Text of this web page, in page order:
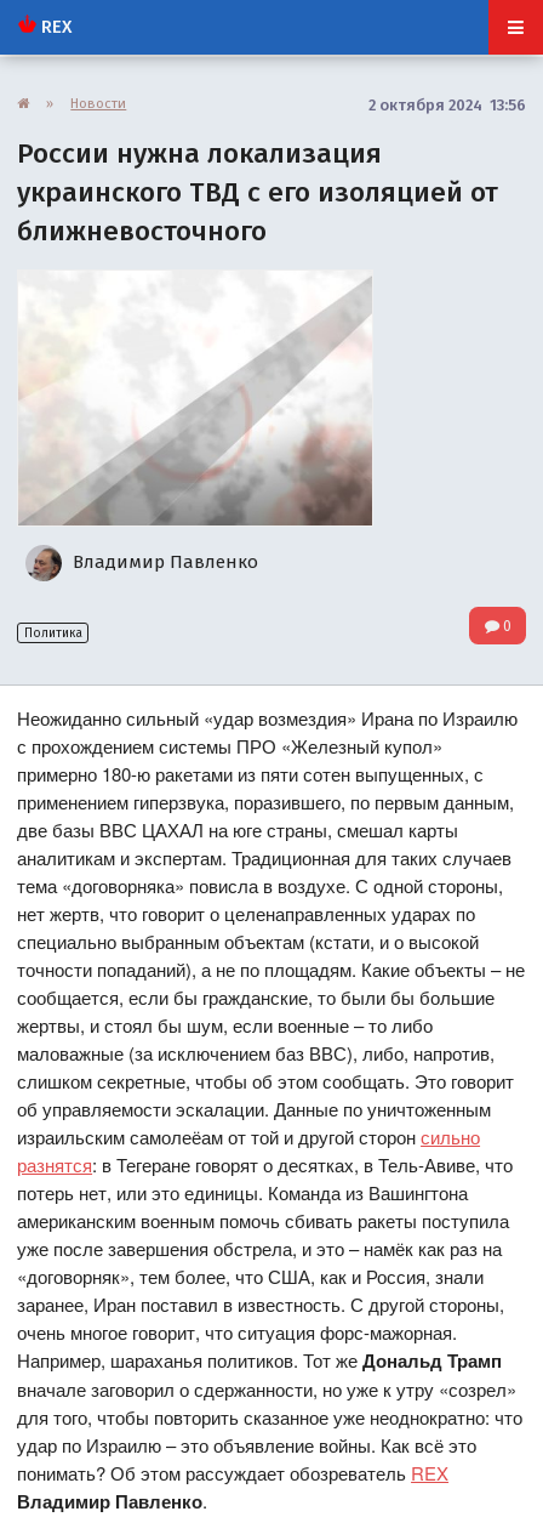
REX
» Новости 2 октября 2024 13:56
России нужна локализация
украинского ТВД с его изоляцией от
ближневосточного
Владимир Павленко
Политика 0
Неожиданно сильный «удар возмездия» Ирана по Израилю
с прохождением системы ПРО «Железный купол»
примерно 180-ю ракетами из пяти сотен выпущенных, с
применением гиперзвука, поразившего, по первым данным,
две базы ВВС ЦАХАЛ на юге страны, смешал карты
аналитикам и экспертам. Традиционная для таких случаев
тема «договорняка» повисла в воздухе. С одной стороны,
нет жертв, что говорит о целенаправленных ударах по
специально выбранным объектам (кстати, и о высокой
точности попаданий), а не по площадям. Какие объекты – не
сообщается, если бы гражданские, то были бы большие
жертвы, и стоял бы шум, если военные – то либо
маловажные (за исключением баз ВВС), либо, напротив,
слишком секретные, чтобы об этом сообщать. Это говорит
об управляемости эскалации. Данные по уничтоженным
израильским самолеёам от той и другой сторонсильно
разнятся: в Тегеране говорят о десятках, в Тель-Авиве, что
потерь нет, или это единицы. Команда из Вашингтона
американским военным помочь сбивать ракеты поступила
уже после завершения обстрела, и это – намёк как раз на
«договорняк», тем более, что США, как и Россия, знали
заранее, Иран поставил в известность. С другой стороны,
очень многое говорит, что ситуация форс-мажорная.
Например, шараханья политиков. Тот жеДональд Трамп
вначале заговорил о сдержанности, но уже к утру «созрел»
для того, чтобы повторить сказанное уже неоднократно: что
удар по Израилю – это объявление войны. Как всё это
понимать? Об этом рассуждает обозреватель REX
Владимир Павленко.